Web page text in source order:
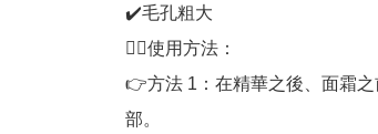
✔️毛孔粗大
👍🏻使用方法：
👉方法 1：在精華之後、面霜
部。